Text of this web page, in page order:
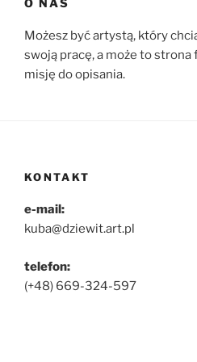
O NAS
Możesz być artystą, który
swoją pracę, a może to strona
misję do opisania.
KONTAKT
e-mail:
kuba@dziewit.art.pl
telefon:
(+48) 669-324-597